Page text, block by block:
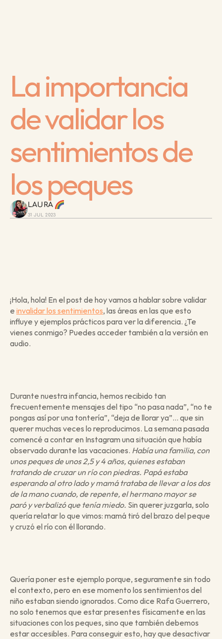
La importancia
de validar los
sentimientos de
los peques
LAURA
31 JUL 2023
¡Hola, hola! En el post de hoy vamos a hablar sobre validar
e invalidar los sentimientos, las áreas en las que esto
influye y ejemplos prácticos para ver la diferencia. ¿Te
vienes conmigo? Puedes acceder también a la versión en
audio.
Durante nuestra infancia, hemos recibido tan
frecuentemente mensajes del tipo “no pasa nada”, “no te
pongas así por una tontería”, “deja de llorar ya”... que sin
querer muchas veces lo reproducimos. La semana pasada
comencé a contar en Instagram una situación que había
observado durante las vacaciones. Había una familia, con
unos peques de unos 2,5 y 4 años, quienes estaban
tratando de cruzar un río con piedras. Papá estaba
esperando al otro lado y mamá trataba de llevar a los dos
de la mano cuando, de repente, el hermano mayor se
paró y verbalizó que tenía miedo. Sin querer juzgarla, solo
quería relatar lo que vimos: mamá tiró del brazo del peque
y cruzó el río con él llorando.
Quería poner este ejemplo porque, seguramente sin todo
el contexto, pero en ese momento los sentimientos del
niño estaban siendo ignorados. Como dice Rafa Guerrero,
no solo tenemos que estar presentes físicamente en las
situaciones con los peques, sino que también debemos
estar accesibles. Para conseguir esto, hay que desactivar